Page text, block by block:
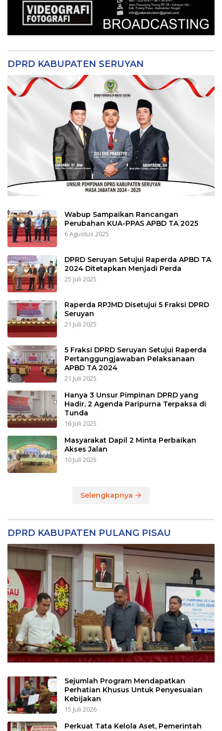
DPRD KABUPATEN SERUYAN
Wabup Sampaikan Rancangan
Perubahan KUA-PPAS APBD TA 2025
6 Agustus 2025
DPRD Seruyan Setujui Raperda APBD TA
2024 Ditetapkan Menjadi Perda
25 Juli 2025
Raperda RPJMD Disetujui 5 Fraksi DPRD
Seruyan
21 Juli 2025
5 Fraksi DPRD Seruyan Setujui Raperda
Pertanggungjawaban Pelaksanaan
APBD TA 2024
21 Juli 2025
Hanya 3 Unsur Pimpinan DPRD yang
Hadir, 2 Agenda Paripurna Terpaksa di
Tunda
16 Juli 2025
Masyarakat Dapil 2 Minta Perbaikan
Akses Jalan
10 Juli 2025
Selengkapnya
DPRD KABUPATEN PULANG PISAU
Sejumlah Program Mendapatkan
Perhatian Khusus Untuk Penyesuaian
Kebijakan
15 Juli 2026
Perkuat Tata Kelola Aset, Pemerintah